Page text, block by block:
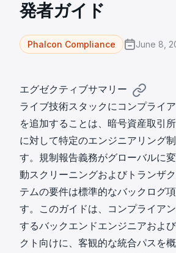
発者ガイド
Phalcon Compliance June 8,
エグゼクティブサマリー
ライブ技術スタックにコンプライ
を追加することは、暗号資産取引
に対して特定のエンジニアリング
す。規制報告義務がグローバルに変
動スクリーニングおよびトランザ
テムの要件は標準的なバックログ
す。このガイドは、コンプライア
するバックエンドエンジニアおよ
クト向けに、客観的な統合パスを